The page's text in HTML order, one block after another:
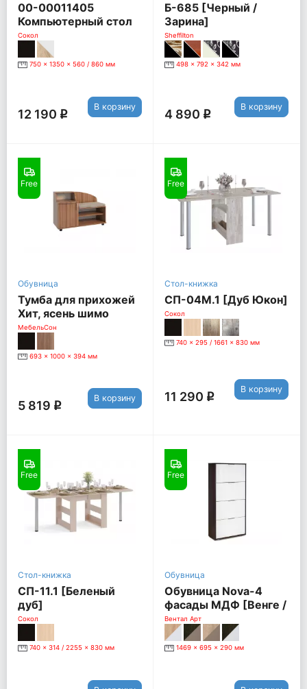
00-00011405
Компьютерный стол
КСТ-104, Правый, дуб
сонома / белый
Сокол
750 x 1350 x 560 / 860 мм
12 190 q
В корзину
Б-685 [Черный /
Зарина]
Sheffilton
498 x 792 x 342 мм
4 890 q
В корзину
Free
Обувница
Тумба для прихожей
Хит, ясень шимо
темный
МебельСон
693 x 1000 x 394 мм
5 819 q
В корзину
Free
Стол-книжка
СП-04М.1 [Дуб Юкон]
Сокол
740 x 295 / 1661 x 830 мм
11 290 q
В корзину
Free
Стол-книжка
СП-11.1 [Беленый
дуб]
Сокол
740 x 314 / 2255 x 830 мм
Free
Обувница
Обувница Nova-4
фасады МДФ [Венге /
Белый глянец]
Вентал Арт
1469 x 695 x 290 мм